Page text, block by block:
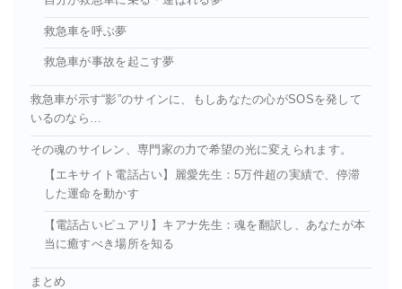
救急車を呼ぶ夢
救急車が事故を起こす夢
救急車が示す“影”のサインに、もしあなたの心がSOSを発して
いるのなら…
その魂のサイレン、専門家の力で希望の光に変えられます。
【エキサイト電話占い】麗愛先生：5万件超の実績で、停滞
した運命を動かす
【電話占いピュアリ】キアナ先生：魂を翻訳し、あなたが本
当に癒すべき場所を知る
まとめ